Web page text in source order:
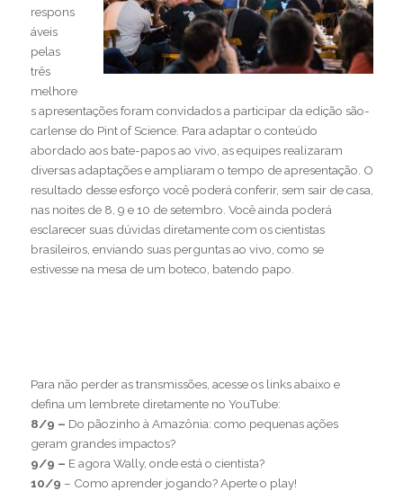
respons
áveis
pelas
três
melhore
s apresentações foram convidados a participar da edição são-
carlense do Pint of Science. Para adaptar o conteúdo
abordado aos bate-papos ao vivo, as equipes realizaram
diversas adaptações e ampliaram o tempo de apresentação. O
resultado desse esforço você poderá conferir, sem sair de casa,
nas noites de 8, 9 e 10 de setembro. Você ainda poderá
esclarecer suas dúvidas diretamente com os cientistas
brasileiros, enviando suas perguntas ao vivo, como se
estivesse na mesa de um boteco, batendo papo.
Para não perder as transmissões, acesse os links abaixo e
defina um lembrete diretamente no YouTube:
8/9 – Do pãozinho à Amazônia: como pequenas ações
geram grandes impactos?
9/9 – E agora Wally, onde está o cientista?
10/9 – Como aprender jogando? Aperte o play!